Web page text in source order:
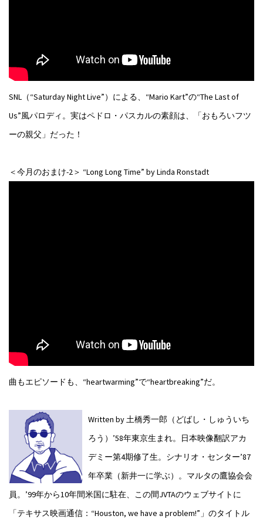
SNL（“Saturday Night Live”）による、“Mario Kart”の“The Last of
Us”風パロディ。実はペドロ・パスカルの素顔は、「おもろいフツ
ーの親父」だった！
＜今月のおまけ-2＞ “Long Long Time” by Linda Ronstadt
曲もエピソードも、“heartwarming”で“heartbreaking”だ。
Written by 土橋秀一郎（どばし・しゅういち
ろう） ’58年東京生まれ。日本映像翻訳アカ
デミー第4期修了生。シナリオ・センター’87
年卒業（新井一に学ぶ）。マルタの鷹協会会
員。’99年から10年間米国に駐在、この間JVTAのウェブサイトに
「テキサス映画通信：“Houston, we have a problem!”」のタイトル